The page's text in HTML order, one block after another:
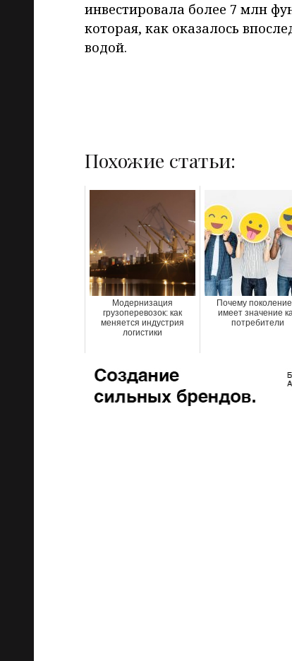
инвестировала более 7 млн
которая, как оказалось
водой.
Похожие статьи:
Модернизация
грузоперевозок: как
меняется индустрия
логистики
Почему
имеет значение
потребители